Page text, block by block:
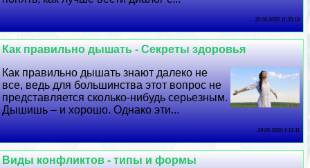
30 06 2026 11:35:18
Как правильно дышать - Секреты здоровья
Как правильно дышать знают далеко не
все, ведь для большинства этот вопрос не
представляется сколько-нибудь серьезным.
Дышишь – и хорошо. Однако эти...
29 06 2026 1:12:11
Виды конфликтов - типы и формы